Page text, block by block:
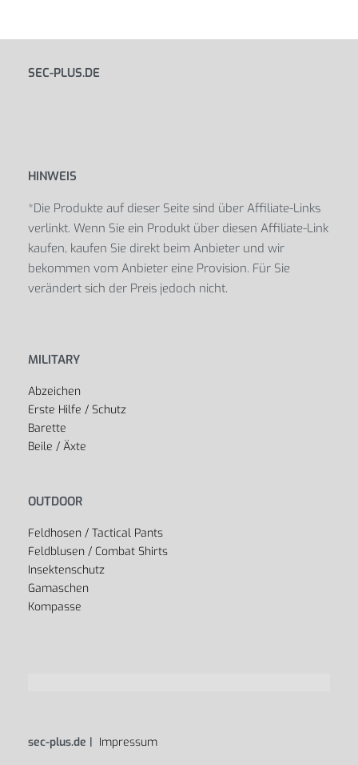
SEC-PLUS.DE
HINWEIS
*Die Produkte auf dieser Seite sind über Affiliate-Links
verlinkt. Wenn Sie ein Produkt über diesen Affiliate-Link
kaufen, kaufen Sie direkt beim Anbieter und wir
bekommen vom Anbieter eine Provision. Für Sie
verändert sich der Preis jedoch nicht.
MILITARY
Abzeichen
Erste Hilfe / Schutz
Barette
Beile / Äxte
OUTDOOR
Feldhosen / Tactical Pants
Feldblusen / Combat Shirts
Insektenschutz
Gamaschen
Kompasse
sec-plus.de | Impressum